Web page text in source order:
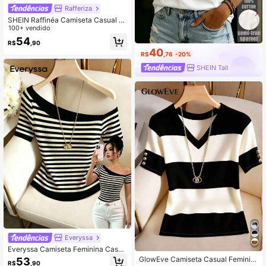
Rafferiza
SHEIN Raffinéa Camiseta Casual F
eminina de Manga Curta com Gola
Emendada
100+ vendido
R$54 ,90
Everyssa
Everyssa Camiseta Feminina Casua
l de Verão com Gola Assimétrica Lis
R$53 ,90
R$40,76 -20%
SHEIN Tall
GlowEve Camiseta Casual Feminin